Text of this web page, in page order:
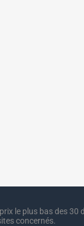
le plus bas des 30
concernés.